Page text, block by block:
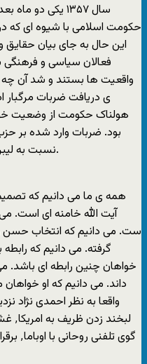
حکومت اسلامی با شیوه ای که
این حال به جای بیان حقایق
فعالان سیاسی و فرهنگی
واقعیت ها بستند و شد آن چه
ی دریافت ضربات مرگبار
نسبت به لیبرال ها را تبدیل به کابوسی هولناک کرد.
همه ی ما می دانیم که
آیت الله خامنه ای است.
ست. می دانیم که انتخاب حسن
گرفته. می دانیم که رابطه
خواهان چنین رابطه ای باشد.
داند. می دانیم که او
واقعا به نظر احمدی نژاد
گوی